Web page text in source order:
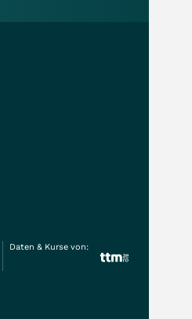
Daten & Kurse von: